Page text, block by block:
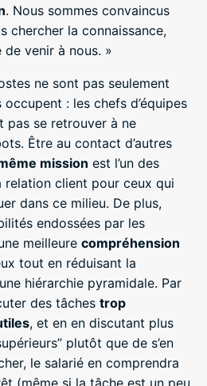
. Nous sommes convaincus
chercher la connaissance,
de venir à nous. »
ne sont pas seulement
occupent : les chefs d’équipes
pas se retrouver à ne
Être au contact d’autres
mission est l’un des
client pour ceux qui
dans ce milieu. De plus,
endossées par les
meilleure compréhension
tout en réduisant la
hiérarchie pyramidale. Par
des tâches trop
, et en en discutant plus
plutôt que de s’en
le salarié en comprendra